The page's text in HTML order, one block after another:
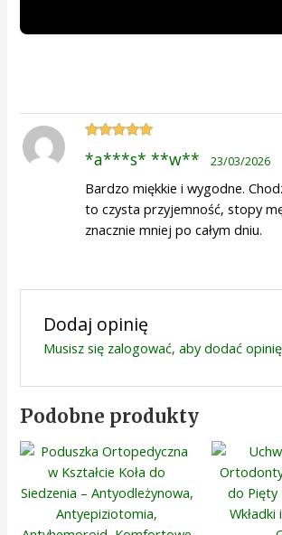
na 5
*a***s* **w** 23/03/2026
Bardzo miękkie i wygodne.
to czysta przyjemność, stopy
znacznie mniej po całym dniu.
Dodaj opinię
Musisz się zalogować, aby dodać
Podobne produkty